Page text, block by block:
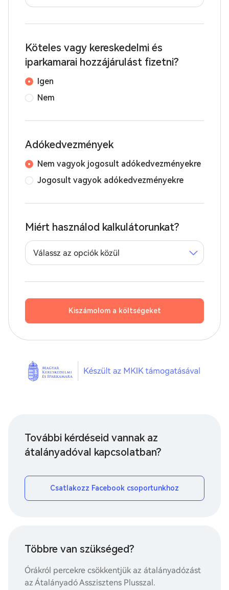
Köteles vagy kereskedelmi és
iparkamarai hozzájárulást fizetni?
Igen
Nem
Adókedvezmények
Nem vagyok jogosult adókedvezményekre
Jogosult vagyok adókedvezményekre
Miért használod kalkulátorunkat?
Válassz az opciók közül
Kiszámolom a költségeket
További kérdéseid vannak az
átalányadóval kapcsolatban?
Csatlakozz Facebook csoportunkhoz
Többre van szükséged?
Órákról percekre csökkentjük az átalányadózást
az Átalányadó Asszisztens Plusszal.